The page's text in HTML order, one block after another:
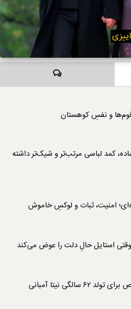
دیدگاه‌ها
و نفسِ کوهستان
کمد لباسی مرتب‌تر و شیک‌تر داشته
امنیت، ثبات و لوکسِ خاموش
استایل حالِ دلت را عوض می‌کند
نیتا آمبانی